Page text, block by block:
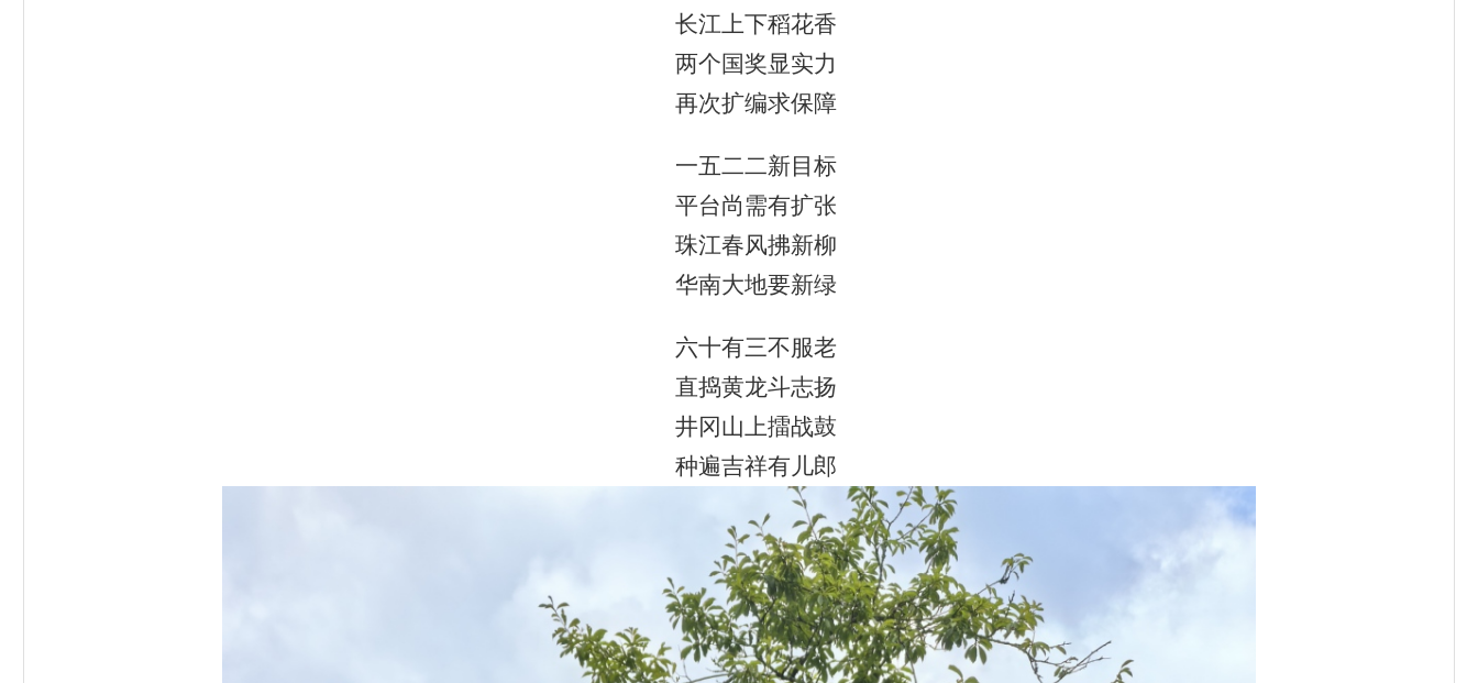
长江上下稻花香
两个国奖显实力
再次扩编求保障
一五二二新目标
平台尚需有扩张
珠江春风拂新柳
华南大地要新绿
六十有三不服老
直捣黄龙斗志扬
井冈山上擂战鼓
种遍吉祥有儿郎